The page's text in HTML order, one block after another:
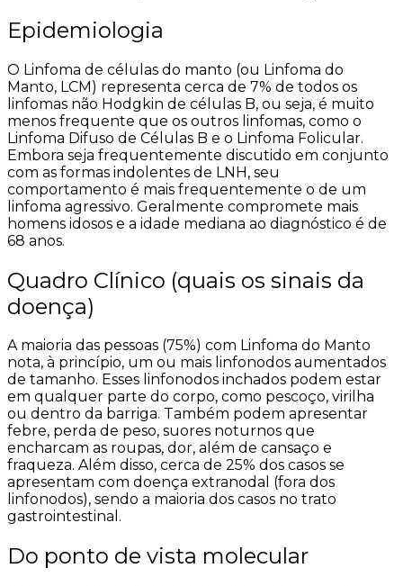
Epidemiologia
O Linfoma de células do manto (ou Linfoma do
Manto, LCM) representa cerca de 7% de todos os
linfomas não Hodgkin de células B, ou seja, é muito
menos frequente que os outros linfomas, como o
Linfoma Difuso de Células B e o Linfoma Folicular.
Embora seja frequentemente discutido em conjunto
com as formas indolentes de LNH, seu
comportamento é mais frequentemente o de um
linfoma agressivo. Geralmente compromete mais
homens idosos e a idade mediana ao diagnóstico é de
68 anos.
Quadro Clínico (quais os sinais da
doença)
A maioria das pessoas (75%) com Linfoma do Manto
nota, à princípio, um ou mais linfonodos aumentados
de tamanho. Esses linfonodos inchados podem estar
em qualquer parte do corpo, como pescoço, virilha
ou dentro da barriga. Também podem apresentar
febre, perda de peso, suores noturnos que
encharcam as roupas, dor, além de cansaço e
fraqueza. Além disso, cerca de 25% dos casos se
apresentam com doença extranodal (fora dos
linfonodos), sendo a maioria dos casos no trato
gastrointestinal.
Do ponto de vista molecular